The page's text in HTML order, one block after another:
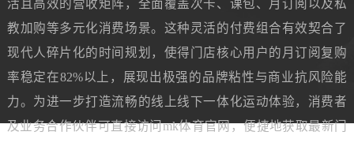
活且高效的营收矩阵，全面覆盖次卡、课包、月订阅以及私
教加购等多元化消费场景。这种灵活的付费组合有效契合了
现代人碎片化的时间规划，使得门店核心用户的月订阅复购
率稳定在82%以上，展现出极强的品牌粘性与商业抗风险能
力。为进一步打造流畅的线上线下一体化运动体验，消费者
及业务合作伙伴可直接访问mk体育官网，便捷地获取最新门